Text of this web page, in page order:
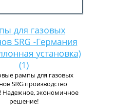
для газовых
SRG -Германия
установка)
(1)
рампы для газовых
SRG производство
Надежное, экономичное
решение!